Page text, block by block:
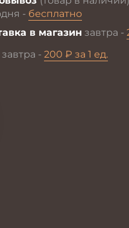
- бесплатно
в магазин завтра -
завтра - 200 ₽ за 1 ед.